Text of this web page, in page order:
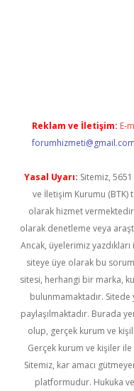
Reklam ve İletişim: E-
forumhizmeti@gmail.com
Yasal Uyarı: Sitemiz,
ve İletişim Kurumu (BTK)
olarak hizmet
olarak denetleme veya
Ancak, üyelerimiz
siteye üye olarak bu
sitesi, herhangi bir marka,
bulunmamaktadır. Sitede
paylaşılmaktadır. Burada
olup, gerçek kurum ve
Gerçek kurum ve kişiler
Sitemiz, kar amacı
platformudur. Hukuka